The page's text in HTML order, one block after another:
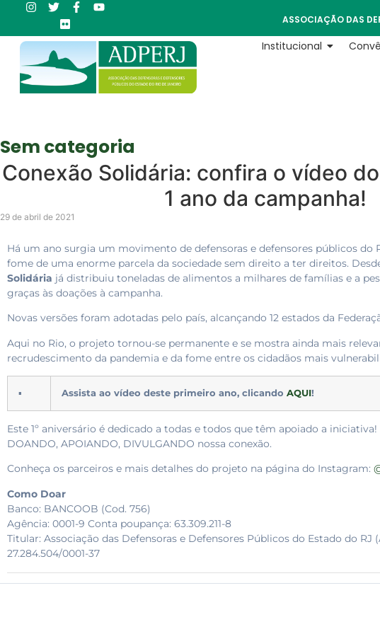
ASSOCIAÇÃO DAS
Institucional
Sem categoria
Conexão Solidária: confira o vídeo
1 ano da campanha!
29 de abril de 2021
Há um ano surgia um movimento de defensoras e defensores públicos do
fome de uma enorme parcela da sociedade sem direito a ter direitos.
Solidária já distribuiu toneladas de alimentos a milhares de famílias e a
graças às doações à campanha.
Novas versões foram adotadas pelo país, alcançando 12 estados da
Aqui no Rio, o projeto tornou-se permanente e se mostra ainda mais
recrudescimento da pandemia e da fome entre os cidadãos mais
▪ Assista ao vídeo deste primeiro ano, clicando AQUI!
Este 1º aniversário é dedicado a todas e todos que têm apoiado a
DOANDO, APOIANDO, DIVULGANDO nossa conexão.
Conheça os parceiros e mais detalhes do projeto na página do Instagram:
Como Doar
Banco: BANCOOB (Cod. 756)
Agência: 0001-9 Conta poupança: 63.309.211-8
Titular: Associação das Defensoras e Defensores Públicos do Estado do RJ
27.284.504/0001-37